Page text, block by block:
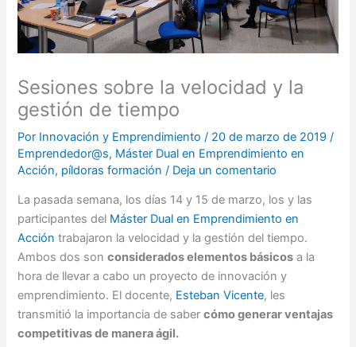
Sesiones sobre la velocidad y la
gestión de tiempo
Por Innovación y Emprendimiento/ 20 de marzo de 2019/
Emprendedor@s, Máster Dual en Emprendimiento en
Acción, píldoras formación / Deja un comentario
La pasada semana, los días 14 y 15 de marzo, los y las
participantes del Máster Dual en Emprendimiento en
Acción trabajaron la velocidad y la gestión del tiempo.
Ambos dos sonconsiderados elementos básicos a la
hora de llevar a cabo un proyecto de innovación y
emprendimiento. El docente, Esteban Vicente, les
transmitió la importancia de sabercómo generar ventajas
competitivas de manera ágil.